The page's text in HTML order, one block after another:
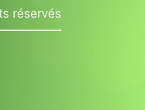
réservés